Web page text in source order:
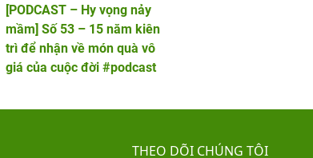
[PODCAST – Hy vọng nảy
mầm] Số 53 – 15 năm kiên
trì để nhận về món quà vô
giá của cuộc đời #podcast
THEO DÕI CHÚNG TÔI